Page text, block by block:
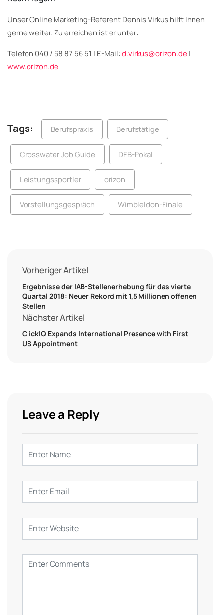
Unser Online Marketing-Referent Dennis Virkus hilft Ihnen
gerne weiter. Zu erreichen ist er unter:
Telefon 040 / 68 87 56 51 | E-Mail:d.virkus@orizon.de|
www.orizon.de
Tags: Berufspraxis Berufstätige
Crosswater Job Guide DFB-Pokal
Leistungssportler orizon
Vorstellungsgespräch Wimbleldon-Finale
Vorheriger Artikel
Ergebnisse der IAB-Stellenerhebung für das vierte
Quartal 2018: Neuer Rekord mit 1,5 Millionen offenen
Stellen
Nächster Artikel
ClickIQ Expands International Presence with First
US Appointment
Leave a Reply